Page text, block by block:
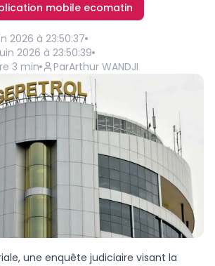
mobile ecomatin
2026 à 23:50:37
2026 à 23:50:39
3 min ParArthur WANDJI
une enquête judiciaire visant la